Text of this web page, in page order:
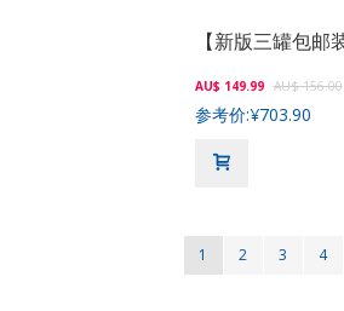
AU$ 149.99 AU$ 156.00
参考价:¥703.90
面
您当前正在阅读页
1 页面
2 页面
3 页面
4